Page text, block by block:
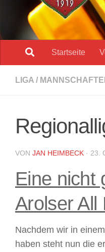
Startseite
LIGA /
VON JAN HEIMBECK · 23.
Eine nicht
Arolser All
Nachdem wir in
haben steht nun die